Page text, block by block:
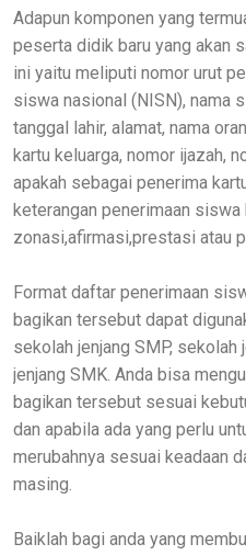
Adapun komponen yang
peserta didik baru yang akan
ini yaitu meliputi nomor urut
siswa nasional (NISN), nama
tanggal lahir, alamat, nama
kartu keluarga, nomor ijazah,
apakah sebagai penerima
keterangan penerimaan
zonasi,afirmasi,prestasi atau
Format daftar penerimaan
bagikan tersebut dapat
sekolah jenjang SMP, sekolah
jenjang SMK. Anda bisa
bagikan tersebut sesuai
dan apabila ada yang perlu
merubahnya sesuai keadaan
masing.
Baiklah bagi anda yang